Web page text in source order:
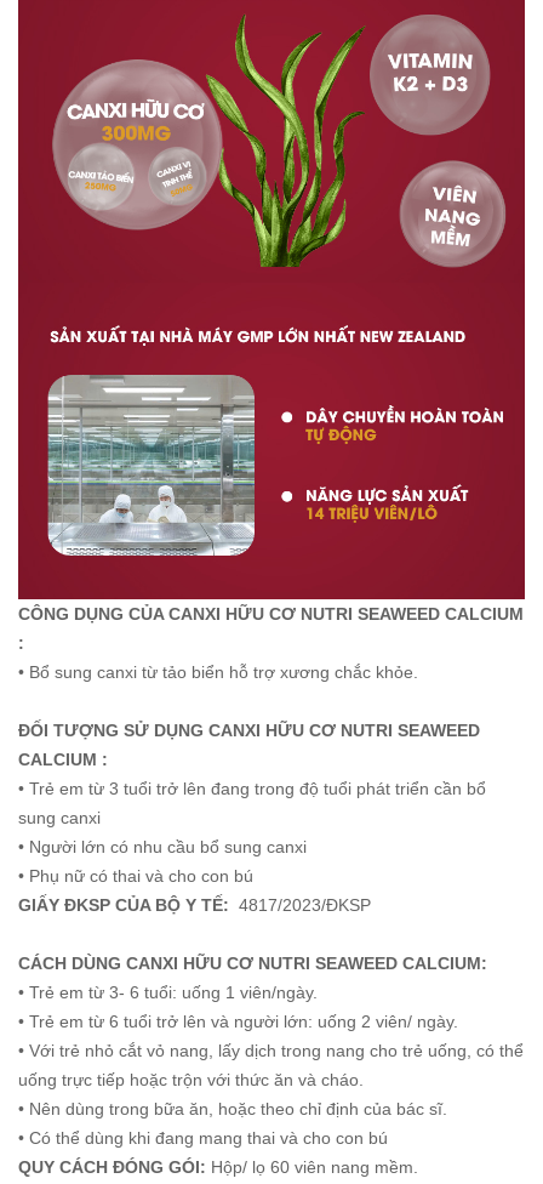
CÔNG DỤNG CỦA CANXI HỮU CƠ NUTRI SEAWEED CALCIUM
:
• Bổ sung canxi từ tảo biển hỗ trợ xương chắc khỏe.
ĐỐI TƯỢNG SỬ DỤNG CANXI HỮU CƠ NUTRI SEAWEED
CALCIUM :
• Trẻ em từ 3 tuổi trở lên đang trong độ tuổi phát triển cần bổ
sung canxi
• Người lớn có nhu cầu bổ sung canxi
• Phụ nữ có thai và cho con bú
GIẤY ĐKSP CỦA BỘ Y TẾ: 4817/2023/ĐKSP
CÁCH DÙNG CANXI HỮU CƠ NUTRI SEAWEED CALCIUM:
• Trẻ em từ 3- 6 tuổi: uống 1 viên/ngày.
• Trẻ em từ 6 tuổi trở lên và người lớn: uống 2 viên/ ngày.
• Với trẻ nhỏ cắt vỏ nang, lấy dịch trong nang cho trẻ uống, có thể
uống trực tiếp hoặc trộn với thức ăn và cháo.
• Nên dùng trong bữa ăn, hoặc theo chỉ định của bác sĩ.
• Có thể dùng khi đang mang thai và cho con bú
QUY CÁCH ĐÓNG GÓI: Hộp/ lọ 60 viên nang mềm.